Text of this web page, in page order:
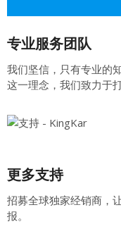
专业服务团队
我们坚信，只有专业的
这一理念，我们致力于
更多支持
招募全球独家经销商，
报。